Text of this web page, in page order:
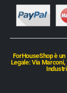
ForHouseShop è
Legale: Via